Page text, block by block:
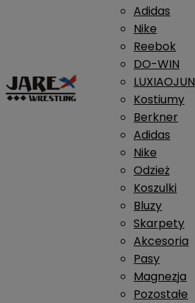
Adidas
Nike
Reebok
DO-WIN
LUXIAOJUN
Kostiumy
Berkner
Adidas
Nike
Odzież
Koszulki
Bluzy
Skarpety
Akcesoria
Pasy
Magnezja
Pozostałe